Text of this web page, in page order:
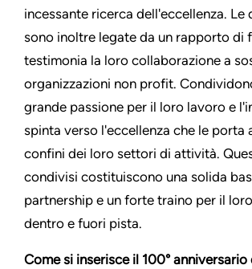
incessante ricerca dell'eccellenza. Le
sono inoltre legate da un rapporto di
testimonia la loro collaborazione a
organizzazioni non profit.
grande passione per il loro lavoro e
spinta verso l'eccellenza che le porta
confini dei loro settori di attività.
condivisi costituiscono una solida
partnership e un forte traino per il
dentro e fuori pista.
Come si inserisce il 100° anniversario